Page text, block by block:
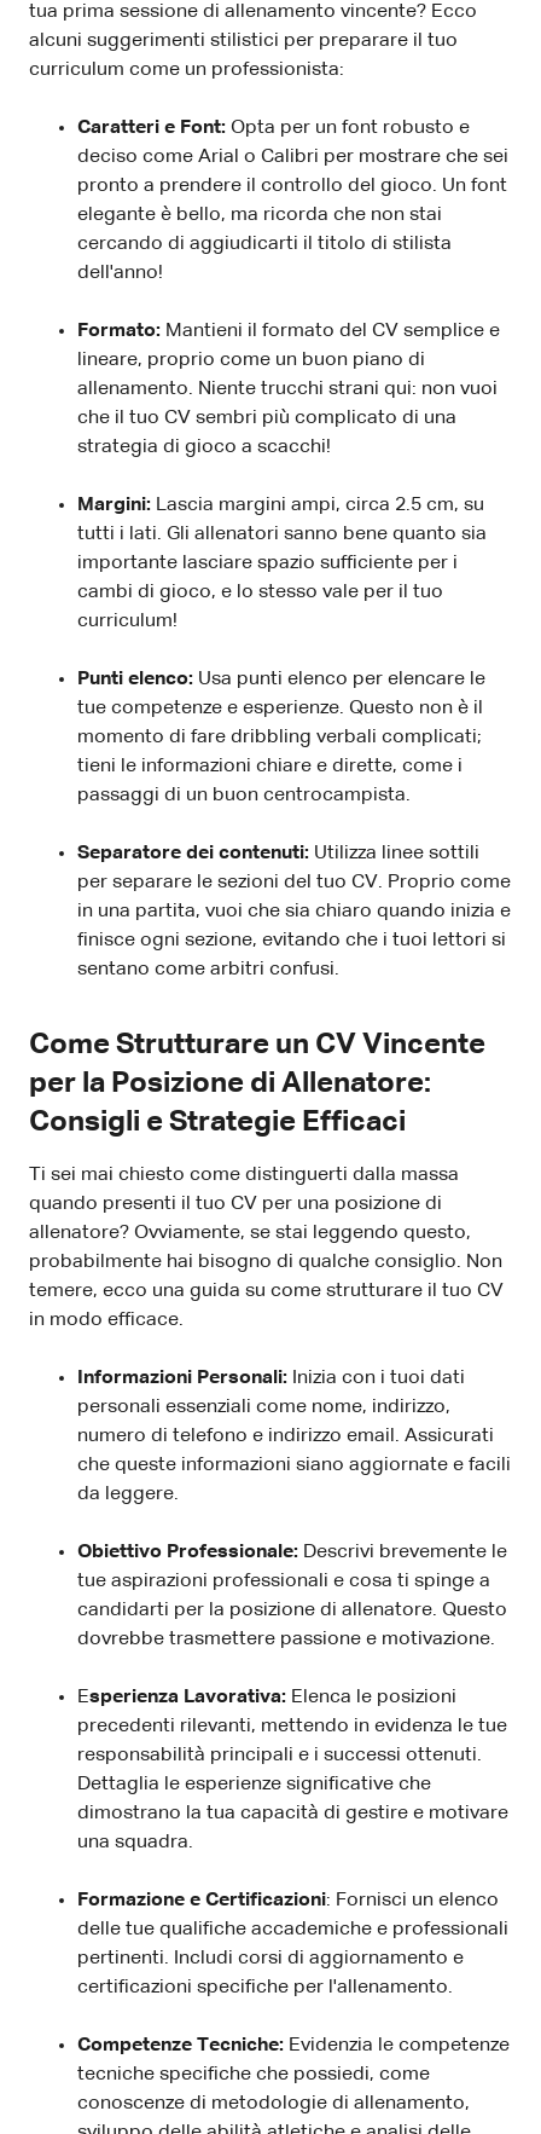
tua prima sessione di allenamento vincente? Ecco
alcuni suggerimenti stilistici per preparare il tuo
curriculum come un professionista:
Caratteri e Font: Opta per un font robusto e
deciso come Arial o Calibri per mostrare che sei
pronto a prendere il controllo del gioco. Un font
elegante è bello, ma ricorda che non stai
cercando di aggiudicarti il titolo di stilista
dell'anno!
Formato: Mantieni il formato del CV semplice e
lineare, proprio come un buon piano di
allenamento. Niente trucchi strani qui: non vuoi
che il tuo CV sembri più complicato di una
strategia di gioco a scacchi!
Margini: Lascia margini ampi, circa 2.5 cm, su
tutti i lati. Gli allenatori sanno bene quanto sia
importante lasciare spazio sufficiente per i
cambi di gioco, e lo stesso vale per il tuo
curriculum!
Punti elenco: Usa punti elenco per elencare le
tue competenze e esperienze. Questo non è il
momento di fare dribbling verbali complicati;
tieni le informazioni chiare e dirette, come i
passaggi di un buon centrocampista.
Separatore dei contenuti: Utilizza linee sottili
per separare le sezioni del tuo CV. Proprio come
in una partita, vuoi che sia chiaro quando inizia e
finisce ogni sezione, evitando che i tuoi lettori si
sentano come arbitri confusi.
Come Strutturare un CV Vincente
per la Posizione di Allenatore:
Consigli e Strategie Efficaci
Ti sei mai chiesto come distinguerti dalla massa
quando presenti il tuo CV per una posizione di
allenatore? Ovviamente, se stai leggendo questo,
probabilmente hai bisogno di qualche consiglio. Non
temere, ecco una guida su come strutturare il tuo CV
in modo efficace.
Informazioni Personali: Inizia con i tuoi dati
personali essenziali come nome, indirizzo,
numero di telefono e indirizzo email. Assicurati
che queste informazioni siano aggiornate e facili
da leggere.
Obiettivo Professionale: Descrivi brevemente le
tue aspirazioni professionali e cosa ti spinge a
candidarti per la posizione di allenatore. Questo
dovrebbe trasmettere passione e motivazione.
Esperienza Lavorativa: Elenca le posizioni
precedenti rilevanti, mettendo in evidenza le tue
responsabilità principali e i successi ottenuti.
Dettaglia le esperienze significative che
dimostrano la tua capacità di gestire e motivare
una squadra.
Formazione e Certificazioni: Fornisci un elenco
delle tue qualifiche accademiche e professionali
pertinenti. Includi corsi di aggiornamento e
certificazioni specifiche per l'allenamento.
Competenze Tecniche: Evidenzia le competenze
tecniche specifiche che possiedi, come
conoscenze di metodologie di allenamento,